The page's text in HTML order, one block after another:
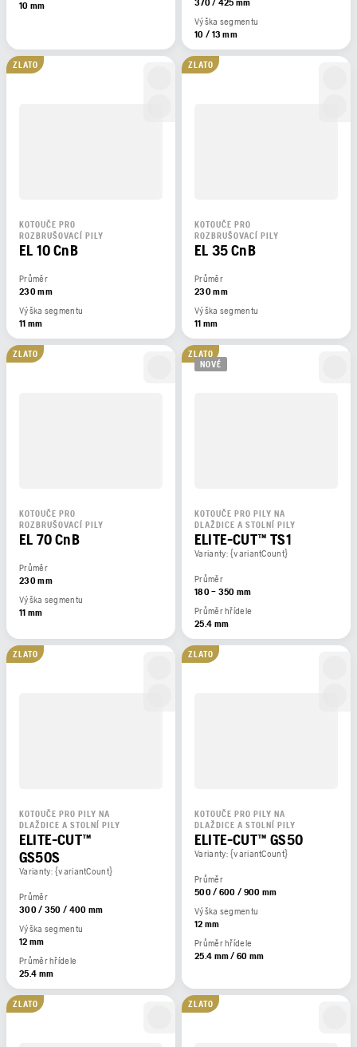
10 mm
370 / 425 mm
Výška segmentu
10 / 13 mm
ZLATO
KOTOUČE PRO
ROZBRUŠOVACÍ PILY
EL 10 CnB
Průměr
230 mm
Výška segmentu
11 mm
ZLATO
KOTOUČE PRO
ROZBRUŠOVACÍ PILY
EL 35 CnB
Průměr
230 mm
Výška segmentu
11 mm
ZLATO
KOTOUČE PRO
ROZBRUŠOVACÍ PILY
EL 70 CnB
Průměr
230 mm
Výška segmentu
11 mm
ZLATO
NOVÉ
KOTOUČE PRO PILY NA
DLAŽDICE A STOLNÍ PILY
ELITE-CUT™ TS1
Varianty: {variantCount}
Průměr
180 – 350 mm
Průměr hřídele
25.4 mm
ZLATO
KOTOUČE PRO PILY NA
DLAŽDICE A STOLNÍ PILY
ELITE-CUT™
GS50S
Varianty: {variantCount}
Průměr
300 / 350 / 400 mm
Výška segmentu
12 mm
Průměr hřídele
25.4 mm
ZLATO
KOTOUČE PRO PILY NA
DLAŽDICE A STOLNÍ PILY
ELITE-CUT™ GS50
Varianty: {variantCount}
Průměr
500 / 600 / 900 mm
Výška segmentu
12 mm
Průměr hřídele
25.4 mm / 60 mm
ZLATO ZLATO